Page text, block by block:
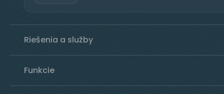
Riešenia a služby
Funkcie